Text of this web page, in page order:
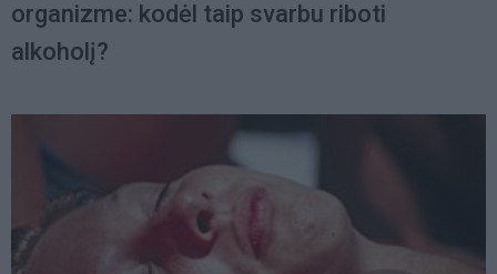
organizme: kodėl taip svarbu riboti
alkoholį?